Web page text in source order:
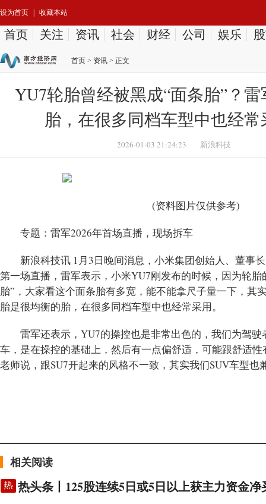
设为首页 收藏本站
首页 关注 资讯 社会 财经 公司 娱乐
首页 > 资讯 > 正文
YU7轮胎曾经被黑成“面条胎”？
胎，在很多同档车型中也经
2026-01-03 21:24:23 新浪科技
(资料图片仅供参考)
专题：雷军2026年首场直播，现场拆车
新浪科技讯 1月3日晚间消息，小米集团创始人、董事
第一场直播，雷军表示，小米YU7刚发布的时候，因为轮
胎”，大家看这个面条胎有多宽，能不能拿尺子量一下，其
胎是很均衡的胎，在很多同档车型中也经常采用。
雷军还表示，YU7的操控也是非常出色的，我们为驾
车，是在操控的基础上，然后有一点偏舒适，可能跟舒适
老师说，跟SU7开起来的风格不一致，其实我们SUV车型也
相关阅读
热头条丨125股连续5日或5日以上获主力资金净